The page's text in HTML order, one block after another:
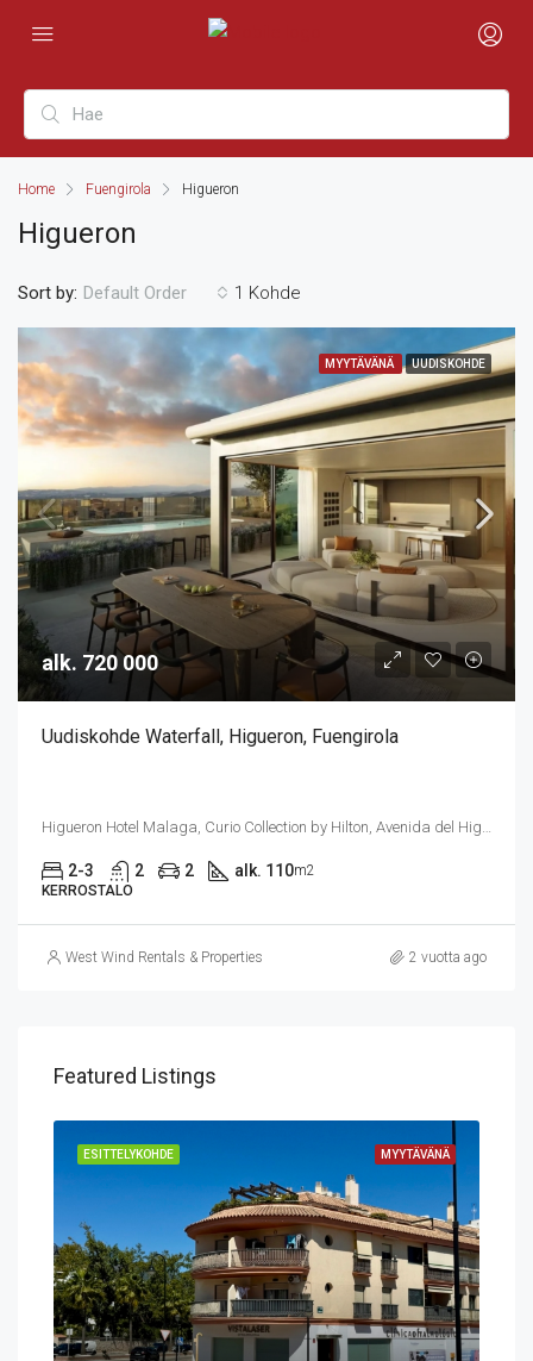
Home Fuengirola Higueron
Higueron
1 Kohde
Sort by: Default Order
MYYTÄVÄNÄ UUDISKOHDE
alk. 720 000
Uudiskohde Waterfall, Higueron, Fuengirola
2-3 2 2 alk. 110m2
KERROSTALO
West Wind Rentals & Properties 2 vuotta ago
Featured Listings
MYYTÄVÄNÄ
ESITTELYKOHDE